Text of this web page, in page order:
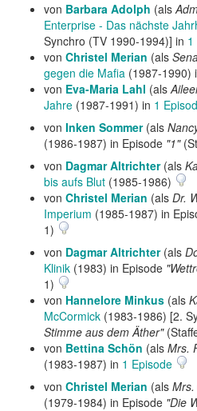
von Barbara Adolph (als
Enterprise - Das nächste
Synchro (TV 1990-1994)] in 1
von Christel Merian (als
gegen die Mafia (1987-1990)
von Eva-Maria Lahl (als
Jahre (1987-1991) in 1
von Inken Sommer(als
(1986-1987) in Episode "1"
von Dagmar Altrichter(als
bis aufs Blut (1985-1986)
von Christel Merian (als Dr.
Imperium (1985-1987) in
1)
von Dagmar Altrichter(als
Klinik (1983) in Episode
1)
von Hannelore Minkus (als
McCormick (1983-1986) [2.
Stimme aus dem Äther"
von Bettina Schön (als Mrs.
(1983-1987) in 1 Episode
von Christel Merian (als
(1979-1984) in Episode "Die